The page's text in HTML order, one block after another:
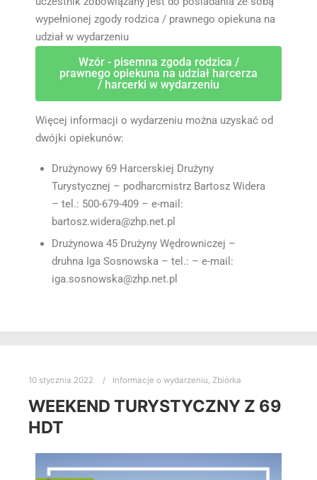
wypełnionej zgody rodzica / prawnego opiekuna na
udział w wydarzeniu
Wzór - pisemna zgoda rodzica /
prawnego opiekuna na udział harcerza
/ harcerki w wydarzeniu
Więcej informacji o wydarzeniu można uzyskać od
dwójki opiekunów:
Drużynowy 69 Harcerskiej Drużyny
Turystycznej – podharcmistrz Bartosz Widera
– tel.: 500-679-409 – e-mail:
bartosz.widera@zhp.net.pl
Drużynowa 45 Drużyny Wędrowniczej –
druhna Iga Sosnowska – tel.: – e-mail:
iga.sosnowska@zhp.net.pl
10 stycznia 2022 Informacje o wydarzeniu, Zbiórka
WEEKEND TURYSTYCZNY Z 69
HDT